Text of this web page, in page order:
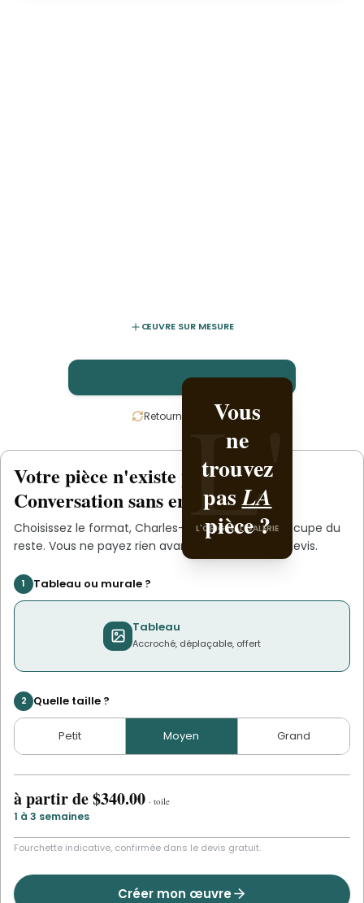
ŒUVRE SUR MESURE
L'
Vous
ne
trouvez
pasLA
pièce ?
L'ORIGINAL GALERIE
L'
Créez-la
avec
Charles-
Antoine
Boutin
.
L'ORIGINAL PIECE OF YOU
Retournez la carte
Votre pièce n'existe pasencore.
Conversation sans engagement.
Choisissez le format, Charles-Antoine Boutins'occupe du
reste. Vous ne payez rien avant d'avoir validé le devis.
1 Tableau ou murale ?
Tableau
Accroché, déplaçable, offert
2 Quelle taille ?
Petit Moyen Grand
à partir de$340.00 · toile
1 à 3 semaines
Fourchette indicative, confirmée dans le devis gratuit.
Créer mon œuvre